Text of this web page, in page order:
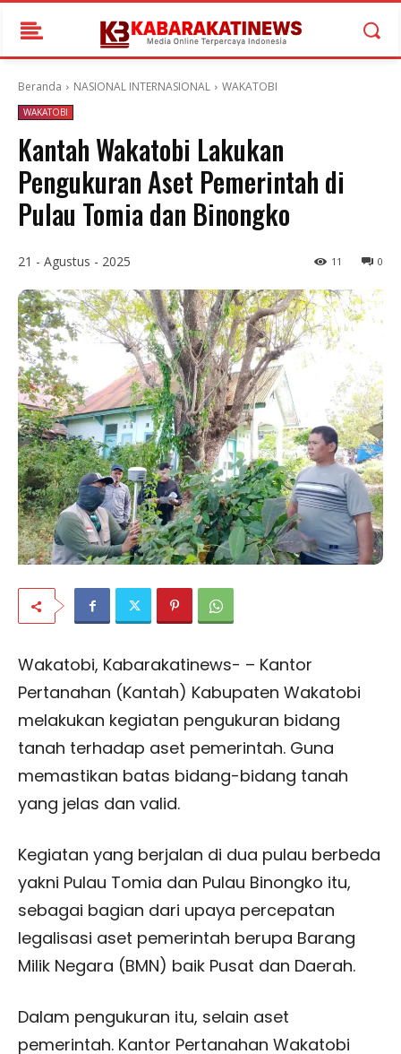
Beranda NASIONAL INTERNASIONAL WAKATOBI
WAKATOBI
Kantah Wakatobi Lakukan
Pengukuran Aset Pemerintah di
Pulau Tomia dan Binongko
21 - Agustus - 2025 0
11
Wakatobi, Kabarakatinews- – Kantor
Pertanahan (Kantah) Kabupaten Wakatobi
melakukan kegiatan pengukuran bidang
tanah terhadap aset pemerintah. Guna
memastikan batas bidang-bidang tanah
yang jelas dan valid.
Kegiatan yang berjalan di dua pulau berbeda
yakni Pulau Tomia dan Pulau Binongko itu,
sebagai bagian dari upaya percepatan
legalisasi aset pemerintah berupa Barang
Milik Negara (BMN) baik Pusat dan Daerah.
Dalam pengukuran itu, selain aset
pemerintah. Kantor Pertanahan Wakatobi